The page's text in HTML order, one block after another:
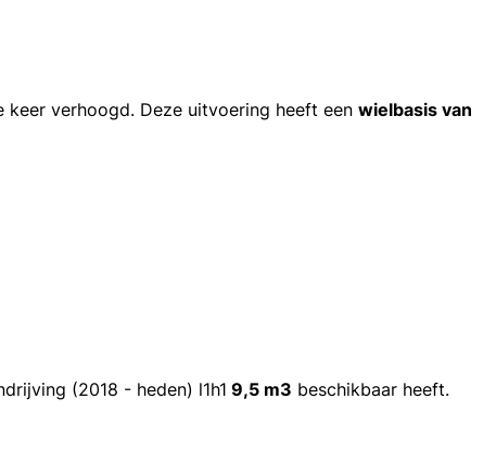
verhoogd. Deze uitvoering heeft een wielbasis van
(2018 - heden) l1h1 9,5 m3 beschikbaar heeft.